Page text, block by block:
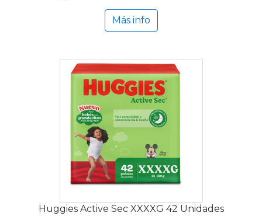
Más info
Huggies Active Sec XXXXG 42 Unidades